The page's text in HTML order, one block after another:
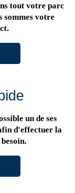
tout votre parc
sommes votre
un de ses
d'effectuer la